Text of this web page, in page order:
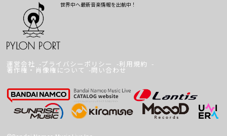
世界中へ最新音楽情報を出航中！
運営会社 プライバシーポリシー 利用規約
著作権・肖像権について 問い合わせ